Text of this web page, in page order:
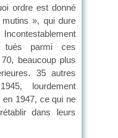
ordre est donné
», qui dure
tués parmi ces
beaucoup plus
35 autres
lourdement
1947, ce qui ne
dans leurs